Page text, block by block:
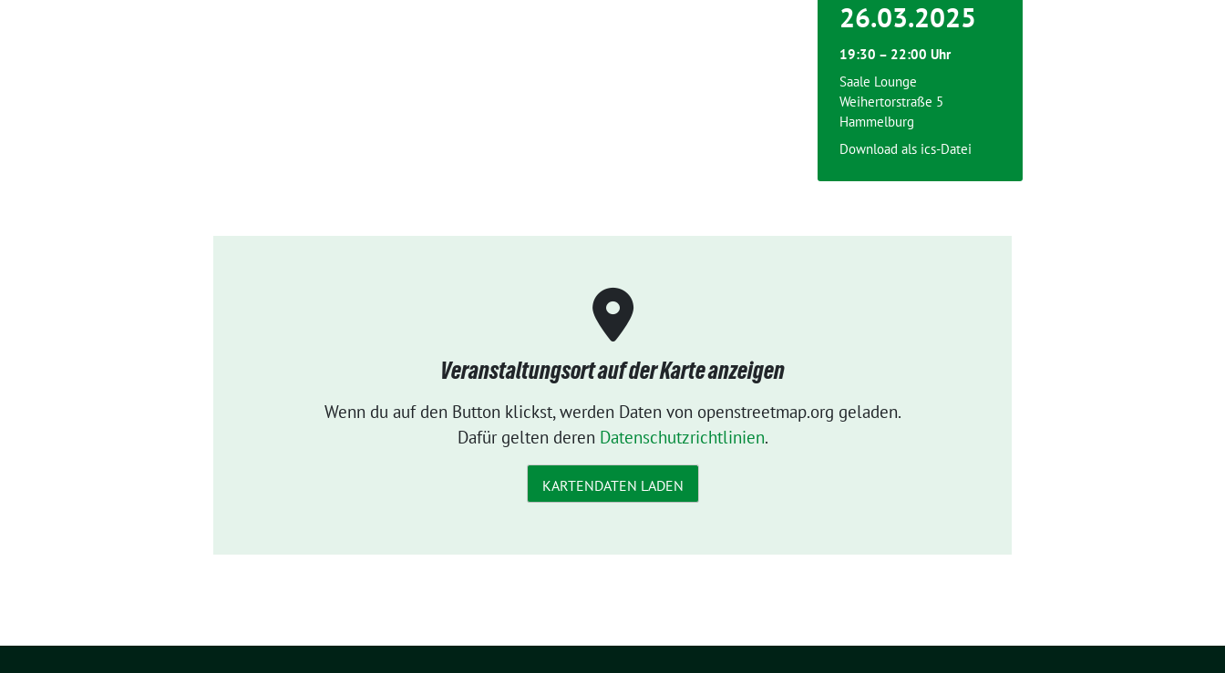
26.03.2025
19:30 – 22:00 Uhr
Saale Lounge
Weihertorstraße 5
Hammelburg
Download als ics-Datei
Veranstaltungsort auf der Karte anzeigen
Wenn du auf den Button klickst, werden Daten von openstreetmap.org geladen.
Dafür gelten deren Datenschutzrichtlinien.
KARTENDATEN LADEN